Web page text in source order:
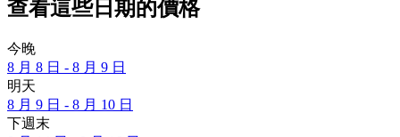
查看這些日期的價格
今晚
8 月 8 日 - 8 月 9 日
明天
8 月 9 日 - 8 月 10 日
下週末